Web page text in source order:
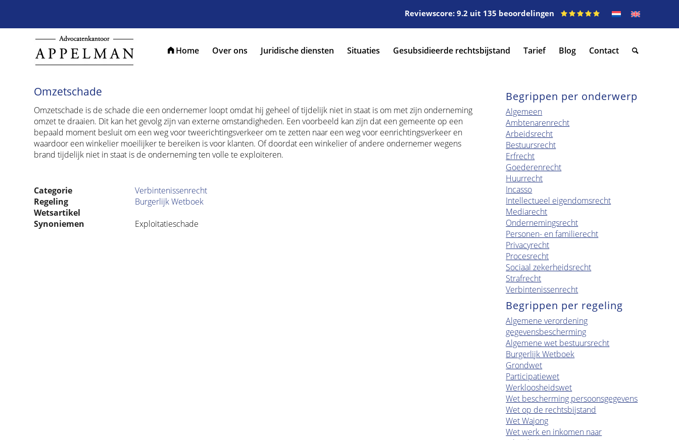
Reviewscore: 9.2 uit 135 beoordelingen
Home Over ons Juridische diensten Situaties Gesubsidieerde rechtsbijstand Tarief Blog Contact
Omzetschade
Omzetschade is de schade die een ondernemer loopt omdat hij geheel of tijdelijk niet in staat is om met zijn onderneming
omzet te draaien. Dit kan het gevolg zijn van externe omstandigheden. Een voorbeeld kan zijn dat een gemeente op een
bepaald moment besluit om een weg voor tweerichtingsverkeer om te zetten naar een weg voor eenrichtingsverkeer en
waardoor een winkelier moeilijker te bereiken is voor klanten. Of doordat een winkelier of andere ondernemer wegens
brand tijdelijk niet in staat is de onderneming ten volle te exploiteren.
Categorie
Verbintenissenrecht
Regeling
Burgerlijk Wetboek
Wetsartikel
Synoniemen
Exploitatieschade
Begrippen per onderwerp
Algemeen
Ambtenarenrecht
Arbeidsrecht
Bestuursrecht
Erfrecht
Goederenrecht
Huurrecht
Incasso
Intellectueel eigendomsrecht
Mediarecht
Ondernemingsrecht
Personen- en familierecht
Privacyrecht
Procesrecht
Sociaal zekerheidsrecht
Strafrecht
Verbintenissenrecht
Begrippen per regeling
Algemene verordening
gegevensbescherming
Algemene wet bestuursrecht
Burgerlijk Wetboek
Grondwet
Participatiewet
Werkloosheidswet
Wet bescherming persoonsgegevens
Wet op de rechtsbijstand
Wet Wajong
Wet werk en inkomen naar